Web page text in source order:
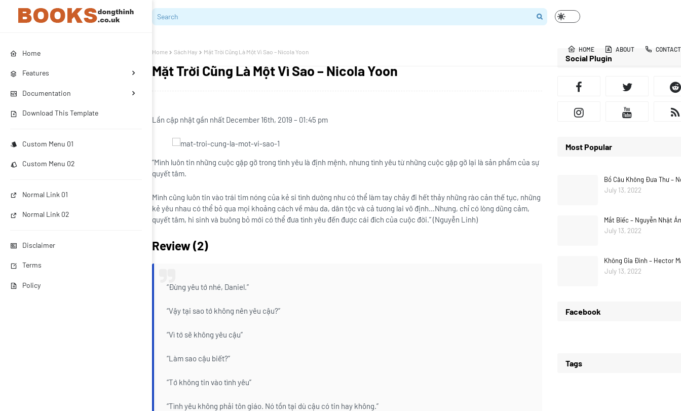
Home
Features
Documentation
Download This Template
Custom Menu 01
Custom Menu 02
Normal Link 01
Normal Link 02
Disclaimer
Terms
Policy
HOME ABOUT CONTACT
Home Sách Hay Mặt Trời Cũng Là Một Vì Sao – Nicola Yoon
Mặt Trời Cũng Là Một Vì Sao – Nicola Yoon
Lần cập nhật gần nhất December 16th, 2019 – 01:45 pm
“Mình luôn tin những cuộc gặp gỡ trong tình yêu là định mệnh, nhưng tình yêu từ những cuộc gặp gỡ lại là sản phẩm của sự
quyết tâm.
Mình cũng luôn tin vào trái tim nóng của kẻ si tình dường như có thể làm tay chảy đi hết thảy những rào cản thế tục, những
kẻ yêu nhau có thể bỏ qua mọi khoảng cách về màu da, dân tộc và cả tương lai vô định…Nhưng, chỉ có lòng dũng cảm,
quyết tâm, hi sinh và buông bỏ mới có thể đưa tình yêu đến được cái đích của cuộc đời.” (Nguyễn Linh)
Review (2)
“Đừng yêu tớ nhé, Daniel.”
“Vậy tại sao tớ không nên yêu cậu?”
“Vì tớ sẽ không yêu cậu”
“Làm sao cậu biết?”
“Tớ không tin vào tình yêu”
“Tình yêu không phải tôn giáo. Nó tồn tại dù cậu có tin hay không.”
Social Plugin
Most Popular
Bồ Câu Không Đưa Thư –
July 13, 2022
Mắt Biếc – Nguyễn Nhật
July 13, 2022
Không Gia Đình – Hector
July 13, 2022
Facebook
Tags